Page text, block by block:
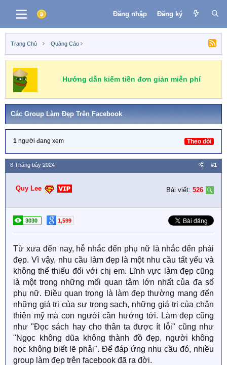
Đăng nhập Đăng ký
Trang Chủ Quảng Cáo
Hướng dẫn kiếm tiền đơn giản miễn phí
Các Group Làm Đẹp Trên Facebook
1 người đang xem Theo dõi
8 Tháng bảy 2024 #1
Quy Lee Bài viết: 526
3030 1,599
Từ xưa đến nay, hễ nhắc đến phụ nữ là nhắc đến phái
đẹp. Vì vậy, nhu cầu làm đẹp là một nhu cầu tất yếu và
không thể thiếu đối với chị em. Lĩnh vực làm đẹp cũng
là một trong những mối quan tâm lớn nhất của đa số
phụ nữ. Điều quan trọng là làm đẹp thường mang đến
những giá trị của sự trong sạch, những giá trị của chân
thiện mỹ mà con người cần hướng tới. Làm đẹp cũng
như "Đọc sách hay cho thân ta được ít lỗi" cũng như
"Ngọc không dũa không thành đồ đẹp, người không
học không biết lẽ phải". Để đáp ứng nhu cầu đó, nhiều
group làm đẹp trên facebook đã ra đời.